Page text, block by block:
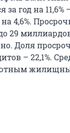
за год на
на 4,6%.
29
Доля
– 22,1%.